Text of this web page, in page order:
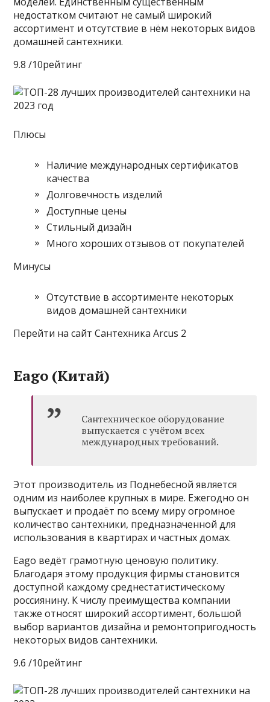
недостатком считают не самый широкий
ассортимент и отсутствие в нём некоторых видов
домашней сантехники.
9.8 /10рейтинг
Плюсы
Наличие международных сертификатов
качества
Долговечность изделий
Доступные цены
Стильный дизайн
Много хороших отзывов от покупателей
Минусы
Отсутствие в ассортименте некоторых
видов домашней сантехники
Перейти на сайт Сантехника Arcus 2
Eago (Китай)
Сантехническое оборудование
выпускается с учётом всех
международных требований.
Этот производитель из Поднебесной является
одним из наиболее крупных в мире. Ежегодно он
выпускает и продаёт по всему миру огромное
количество сантехники, предназначенной для
использования в квартирах и частных домах.
Eago ведёт грамотную ценовую политику.
Благодаря этому продукция фирмы становится
доступной каждому среднестатистическому
россиянину. К числу преимущества компании
также относят широкий ассортимент, большой
выбор вариантов дизайна и ремонтопригодность
некоторых видов сантехники.
9.6 /10рейтинг